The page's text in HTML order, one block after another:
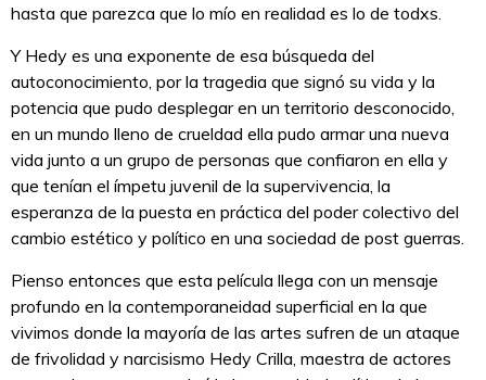
hasta que parezca que lo mío en realidad es lo de todxs.
Y Hedy es una exponente de esa búsqueda del
autoconocimiento, por la tragedia que signó su vida y la
potencia que pudo desplegar en un territorio desconocido,
en un mundo lleno de crueldad ella pudo armar una nueva
vida junto a un grupo de personas que confiaron en ella y
que tenían el ímpetu juvenil de la supervivencia, la
esperanza de la puesta en práctica del poder colectivo del
cambio estético y político en una sociedad de post guerras.
Pienso entonces que esta película llega con un mensaje
profundo en la contemporaneidad superficial en la que
vivimos donde la mayoría de las artes sufren de un ataque
de frivolidad y narcisismo Hedy Crilla, maestra de actores